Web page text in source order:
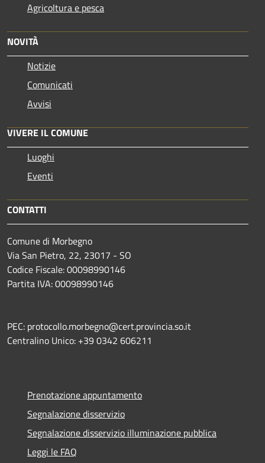
Agricoltura e pesca
NOVITÀ
Notizie
Comunicati
Avvisi
VIVERE IL COMUNE
Luoghi
Eventi
CONTATTI
Comune di Morbegno
Via San Pietro, 22, 23017 - SO
Codice Fiscale: 00098990146
Partita IVA: 00098990146
PEC: protocollo.morbegno@cert.provincia.so.it
Centralino Unico: +39 0342 606211
Prenotazione appuntamento
Segnalazione disservizio
Segnalazione disservizio illuminazione pubblica
Leggi le FAQ